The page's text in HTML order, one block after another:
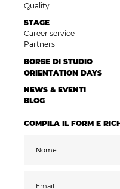
Quality
STAGE
Career service
Partners
BORSE DI STUDIO
ORIENTATION DAYS
NEWS & EVENTI
BLOG
COMPILA IL FORM E